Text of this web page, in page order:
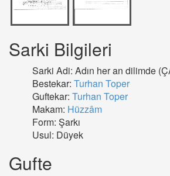
Sarki Bilgileri
Sarki Adi: Adın her an dilimde
Bestekar: Turhan Toper
Guftekar: Turhan Toper
Makam: Hüzzâm
Form: Şarkı
Usul: Düyek
Gufte